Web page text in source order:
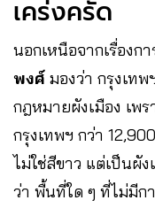
เคร่งครัด
นอกเหนือจากเรื่องก
พงศ์ มองว่า กรุงเท
กฎหมายผังเมือง เพ
กรุงเทพฯ กว่า
ไม่ใช่สีขาว แต่เป็นผัง
ว่า พื้นที่ใด ๆ ที่ไม่มีก